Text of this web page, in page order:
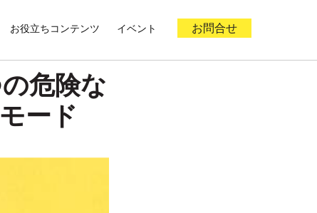
お役立ちコンテンツ イベント お問合せ
危険な
ード